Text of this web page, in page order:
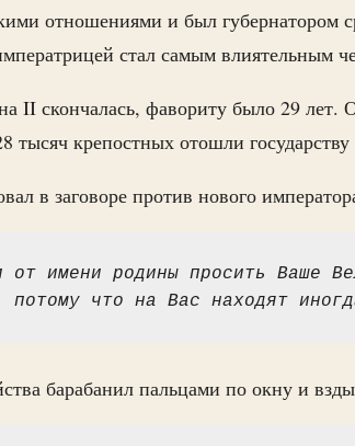
отношениями и был губернатором
стал самым влиятельным
II скончалась, фавориту было 29 лет.
тысяч крепостных отошли
в заговоре против нового
от имени родины просить Ваше
потому что на Вас находят
барабанил пальцами по окну и